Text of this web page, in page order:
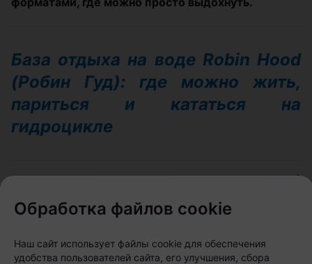
База отдыха на воде Robin Hood
(Робин Гуд): где можно жить,
париться и кататься на
гидроцикле
Обработка файлов cookie
Наш сайт использует файлы cookie для обеспечения
удобства пользователей сайта, его улучшения, сбора